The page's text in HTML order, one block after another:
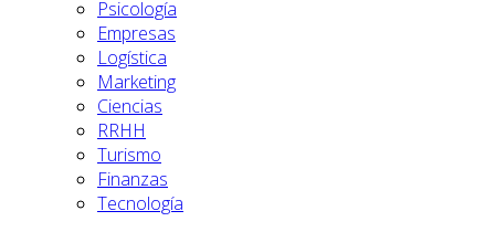
Psicología
Empresas
Logística
Marketing
Ciencias
RRHH
Turismo
Finanzas
Tecnología